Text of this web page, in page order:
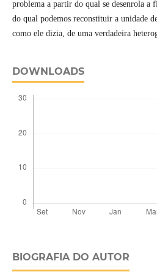
problema a partir do qual se desenrola a
do qual podemos reconstituir a unidade
como ele dizia, de uma verdadeira
DOWNLOADS
BIOGRAFIA DO AUTOR